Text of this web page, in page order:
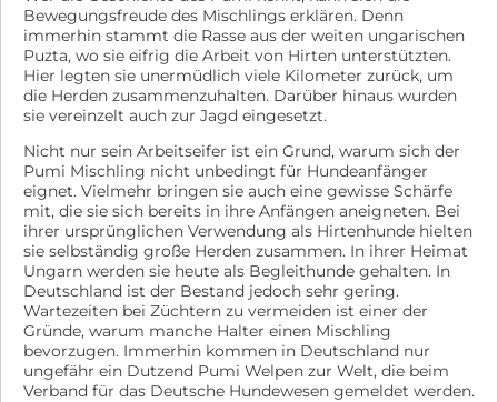
wissen, dass mit einem Tier nicht nur eine Menge Spaß
und Freude, sondern auch Erziehungs- und viel Putz-
Arbeit ins Haus kommt. Die Verhaltensbeschreibung
des Tieres beruht auf Beobachtungen der Tierschützer
vor Ort, in Ungarn. Im neuen Zuhause wird/kann sich
der Vierbeiner charakterlich anpassen und/oder
verändern. Ob Jagdtrieb vorhanden ist, lässt sich vor
Ort nicht zuverlässig einschätzen. Unsere Tiere haben
einen Mikrochip, die "Standard-Impfungen“ und sind
kastriert, ausser Welpen, sowie den blauen EU-
Heimtierausweis und Traces und 4d SNAP-Test.
Rommys Tatzenteam e.V. www.rommys-tatzenteam.de
rommystatzenteam@yahoo.de Sie finden uns auch auf
Facebook
Bewegungsfreude des Mischlings erklären. Denn
immerhin stammt die Rasse aus der weiten ungarischen
Puzta, wo sie eifrig die Arbeit von Hirten unterstützten.
Hier legten sie unermüdlich viele Kilometer zurück, um
die Herden zusammenzuhalten. Darüber hinaus wurden
sie vereinzelt auch zur Jagd eingesetzt.
Nicht nur sein Arbeitseifer ist ein Grund, warum sich der
Pumi Mischling nicht unbedingt für Hundeanfänger
eignet. Vielmehr bringen sie auch eine gewisse Schärfe
mit, die sie sich bereits in ihre Anfängen aneigneten. Bei
ihrer ursprünglichen Verwendung als Hirtenhunde hielten
sie selbständig große Herden zusammen. In ihrer Heimat
Ungarn werden sie heute als Begleithunde gehalten. In
Deutschland ist der Bestand jedoch sehr gering.
Wartezeiten bei Züchtern zu vermeiden ist einer der
Gründe, warum manche Halter einen Mischling
bevorzugen. Immerhin kommen in Deutschland nur
ungefähr ein Dutzend Pumi Welpen zur Welt, die beim
Verband für das Deutsche Hundewesen gemeldet werden.